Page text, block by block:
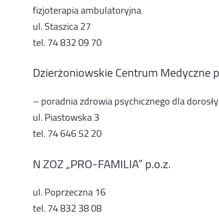
fizjoterapia ambulatoryjna
ul. Staszica 27
tel. 74 832 09 70
Dzierżoniowskie Centrum Medyczne
– poradnia zdrowia psychicznego dla
ul. Piastowska 3
tel. 74 646 52 20
N ZOZ „PRO-FAMILIA” p.o.z.
ul. Poprzeczna 16
tel. 74 832 38 08